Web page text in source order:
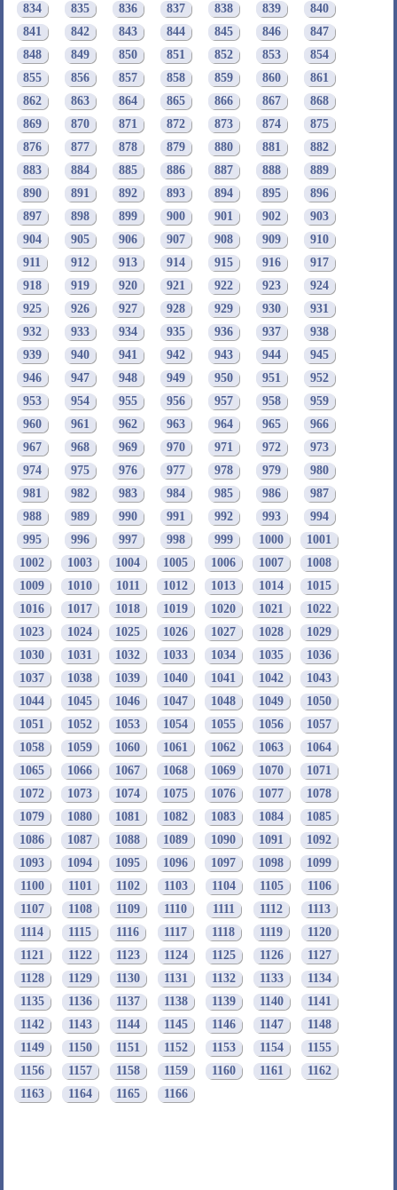
834
835 836 837 838 839
840
841
842 843 844 845 846
847
848
849 850 851 852 853
854
855
856 857 858 859 860
861
862
863 864 865 866 867
868
869
870 871 872 873 874
875
876
877 878 879 880 881
882
883
884 885 886 887 888
889
890
891 892 893 894 895
896
897
898 899 900 901 902
903
904
905 906 907 908 909
910
911
912 913 914 915 916
917
918
919 920 921 922 923
924
925
926 927 928 929 930
931
932
933 934 935 936 937
938
939
940 941 942 943 944
945
946
947 948 949 950 951
952
953
954 955 956 957 958
959
960
961 962 963 964 965
966
967
968 969 970 971 972
973
974
975 976 977 978 979
980
981
982 983 984 985 986
987
988
989 990 991 992 993
994
995
996 997 998 999 1000
1001
1002
1003 1004 1005 1006 1007
1008
1009
1010 1011 1012 1013 1014
1015
1016
1017 1018 1019 1020 1021
1022
1023
1024 1025 1026 1027 1028
1029
1030
1031 1032 1033 1034 1035
1036
1037
1038 1039 1040 1041 1042
1043
1044
1045 1046 1047 1048 1049
1050
1051
1052 1053 1054 1055 1056
1057
1058
1059 1060 1061 1062 1063
1064
1065
1066 1067 1068 1069 1070
1071
1072
1073 1074 1075 1076 1077
1078
1079
1080 1081 1082 1083 1084
1085
1086
1087 1088 1089 1090 1091
1092
1093
1094 1095 1096 1097 1098
1099
1100
1101 1102 1103 1104 1105
1106
1107
1108 1109 1110 1111 1112
1113
1114
1115 1116 1117 1118 1119
1120
1121
1122 1123 1124 1125 1126
1127
1128
1129 1130 1131 1132 1133
1134
1135
1136 1137 1138 1139 1140
1141
1142
1143 1144 1145 1146 1147
1148
1149
1150 1151 1152 1153 1154
1155
1156
1157 1158 1159 1160 1161
1162
1163
1164 1165 1166